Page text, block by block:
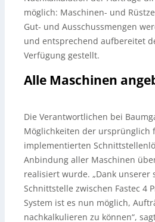
möglich: Maschinen- und
Gut- und Ausschussmengen
und entsprechend aufbereitet
Verfügung gestellt.
Alle Maschinen
Die Verantwortlichen bei
Möglichkeiten der ursprünglich
implementierten
Anbindung aller Maschinen
realisiert wurde. „Dank unserer
Schnittstelle zwischen Fastec 4
System ist es nun möglich,
nachkalkulieren zu können“,